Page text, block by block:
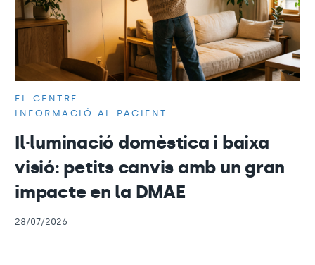
EL CENTRE
INFORMACIÓ AL PACIENT
Il·luminació domèstica i baixa
visió: petits canvis amb un gran
impacte en la DMAE
28/07/2026